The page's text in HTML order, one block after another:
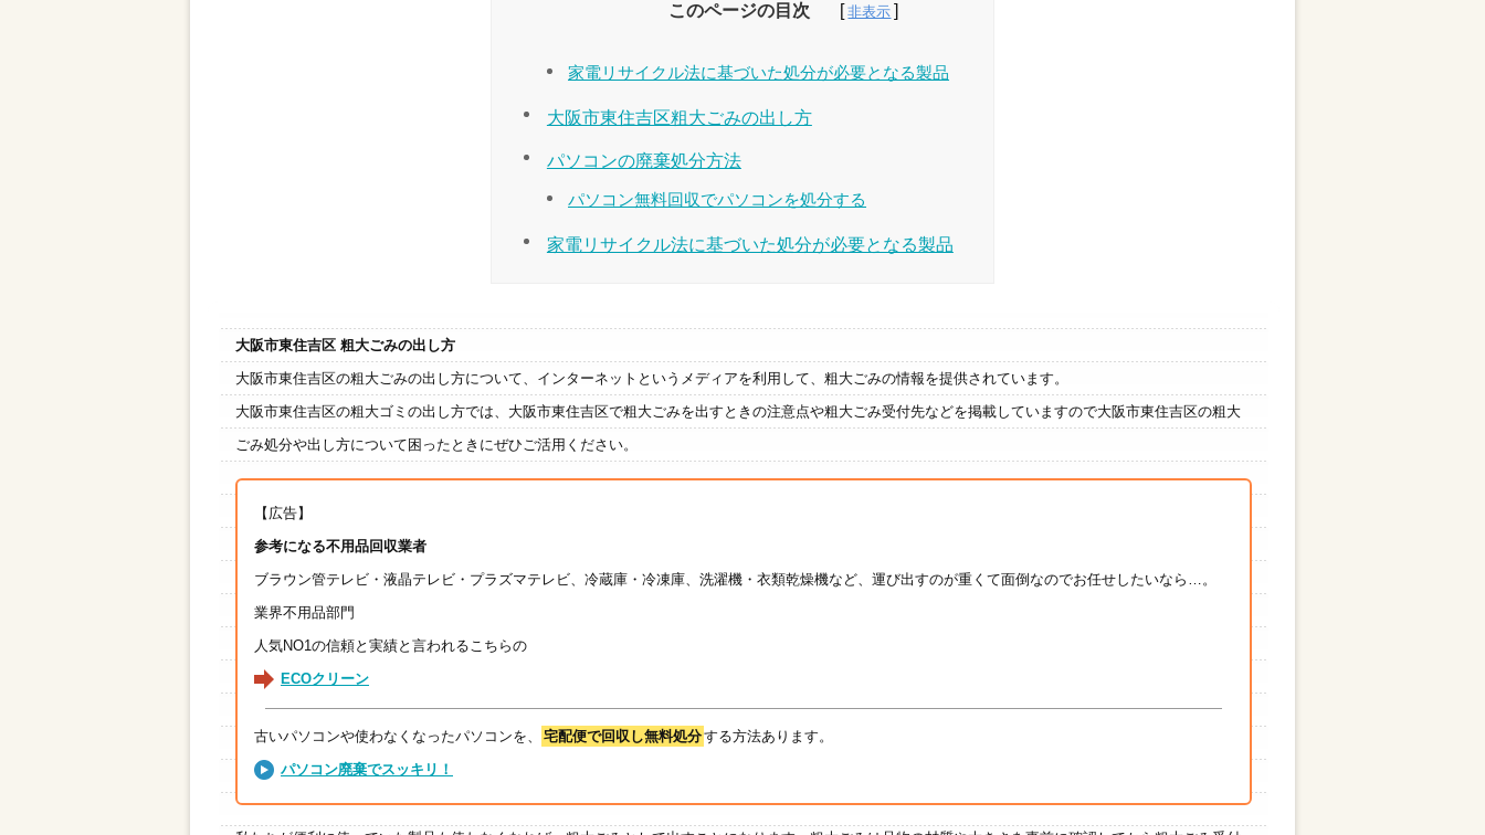
このページの目次
家電リサイクル法に基づいた処分が必要となる製品
大阪市東住吉区粗大ごみの出し方
パソコンの廃棄処分方法
パソコン無料回収でパソコンを処分する
家電リサイクル法に基づいた処分が必要となる製品
大阪市東住吉区 粗大ごみの出し方
大阪市東住吉区の粗大ごみの出し方について、インターネットというメディアを利用して、粗大ごみの情報を提供されています。
大阪市東住吉区の粗大ゴミの出し方では、大阪市東住吉区で粗大ごみを出すときの注意点や粗大ごみ受付先などを掲載していますので大阪市東住吉区の粗大
ごみ処分や出し方について困ったときにぜひご活用ください。
【広告】
参考になる不用品回収業者
ブラウン管テレビ・液晶テレビ・プラズマテレビ、冷蔵庫・冷凍庫、洗濯機・衣類乾燥機など、運び出すのが重くて面倒なのでお任せしたいなら…。
業界不用品部門
人気NO1の信頼と実績と言われるこちらの
ECOクリーン
古いパソコンや使わなくなったパソコンを、 宅配便で回収し無料処分する方法あります。
パソコン廃棄でスッキリ！